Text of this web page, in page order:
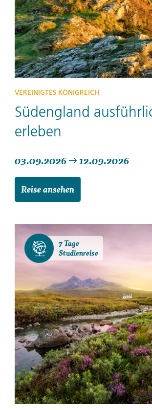
VEREINIGTES KÖNIGREICH
Südengland
erleben
03.09.2026 12.09.2026
Reise ansehen
7 Tage
Studienreise